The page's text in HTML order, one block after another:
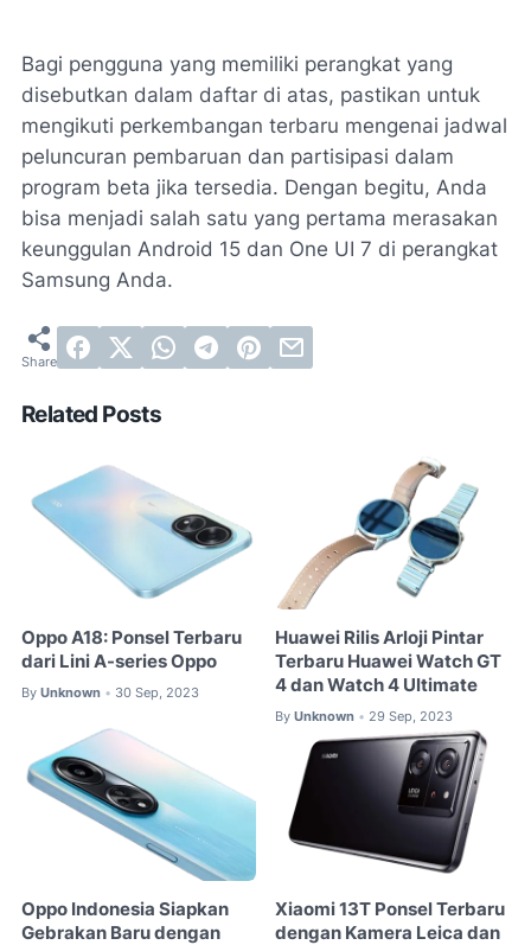
Bagi pengguna yang memiliki perangkat yang
disebutkan dalam daftar di atas, pastikan untuk
mengikuti perkembangan terbaru mengenai jadwal
peluncuran pembaruan dan partisipasi dalam
program beta jika tersedia. Dengan begitu, Anda
bisa menjadi salah satu yang pertama merasakan
keunggulan Android 15 dan One UI 7 di perangkat
Samsung Anda.
Related Posts
Oppo A18: Ponsel Terbaru
dari Lini A-series Oppo
By Unknown • 30 Sep, 2023
Huawei Rilis Arloji Pintar
Terbaru Huawei Watch GT
4 dan Watch 4 Ultimate
By Unknown • 29 Sep, 2023
Oppo Indonesia Siapkan
Gebrakan Baru dengan
Xiaomi 13T Ponsel Terbaru
dengan Kamera Leica dan